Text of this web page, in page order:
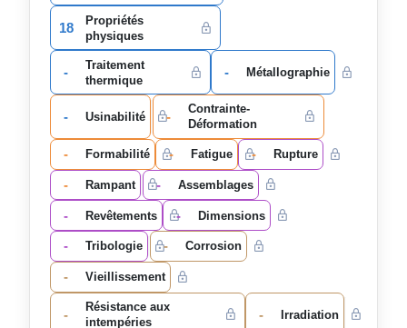
18
Propriétés
physiques
-
Traitement
thermique
- Métallographie
- Usinabilité -
Contrainte-
Déformation
- Formabilité - Fatigue - Rupture
- Rampant - Assemblages
- Revêtements - Dimensions
- Tribologie - Corrosion
- Vieillissement
-
Résistance aux
intempéries
- Irradiation